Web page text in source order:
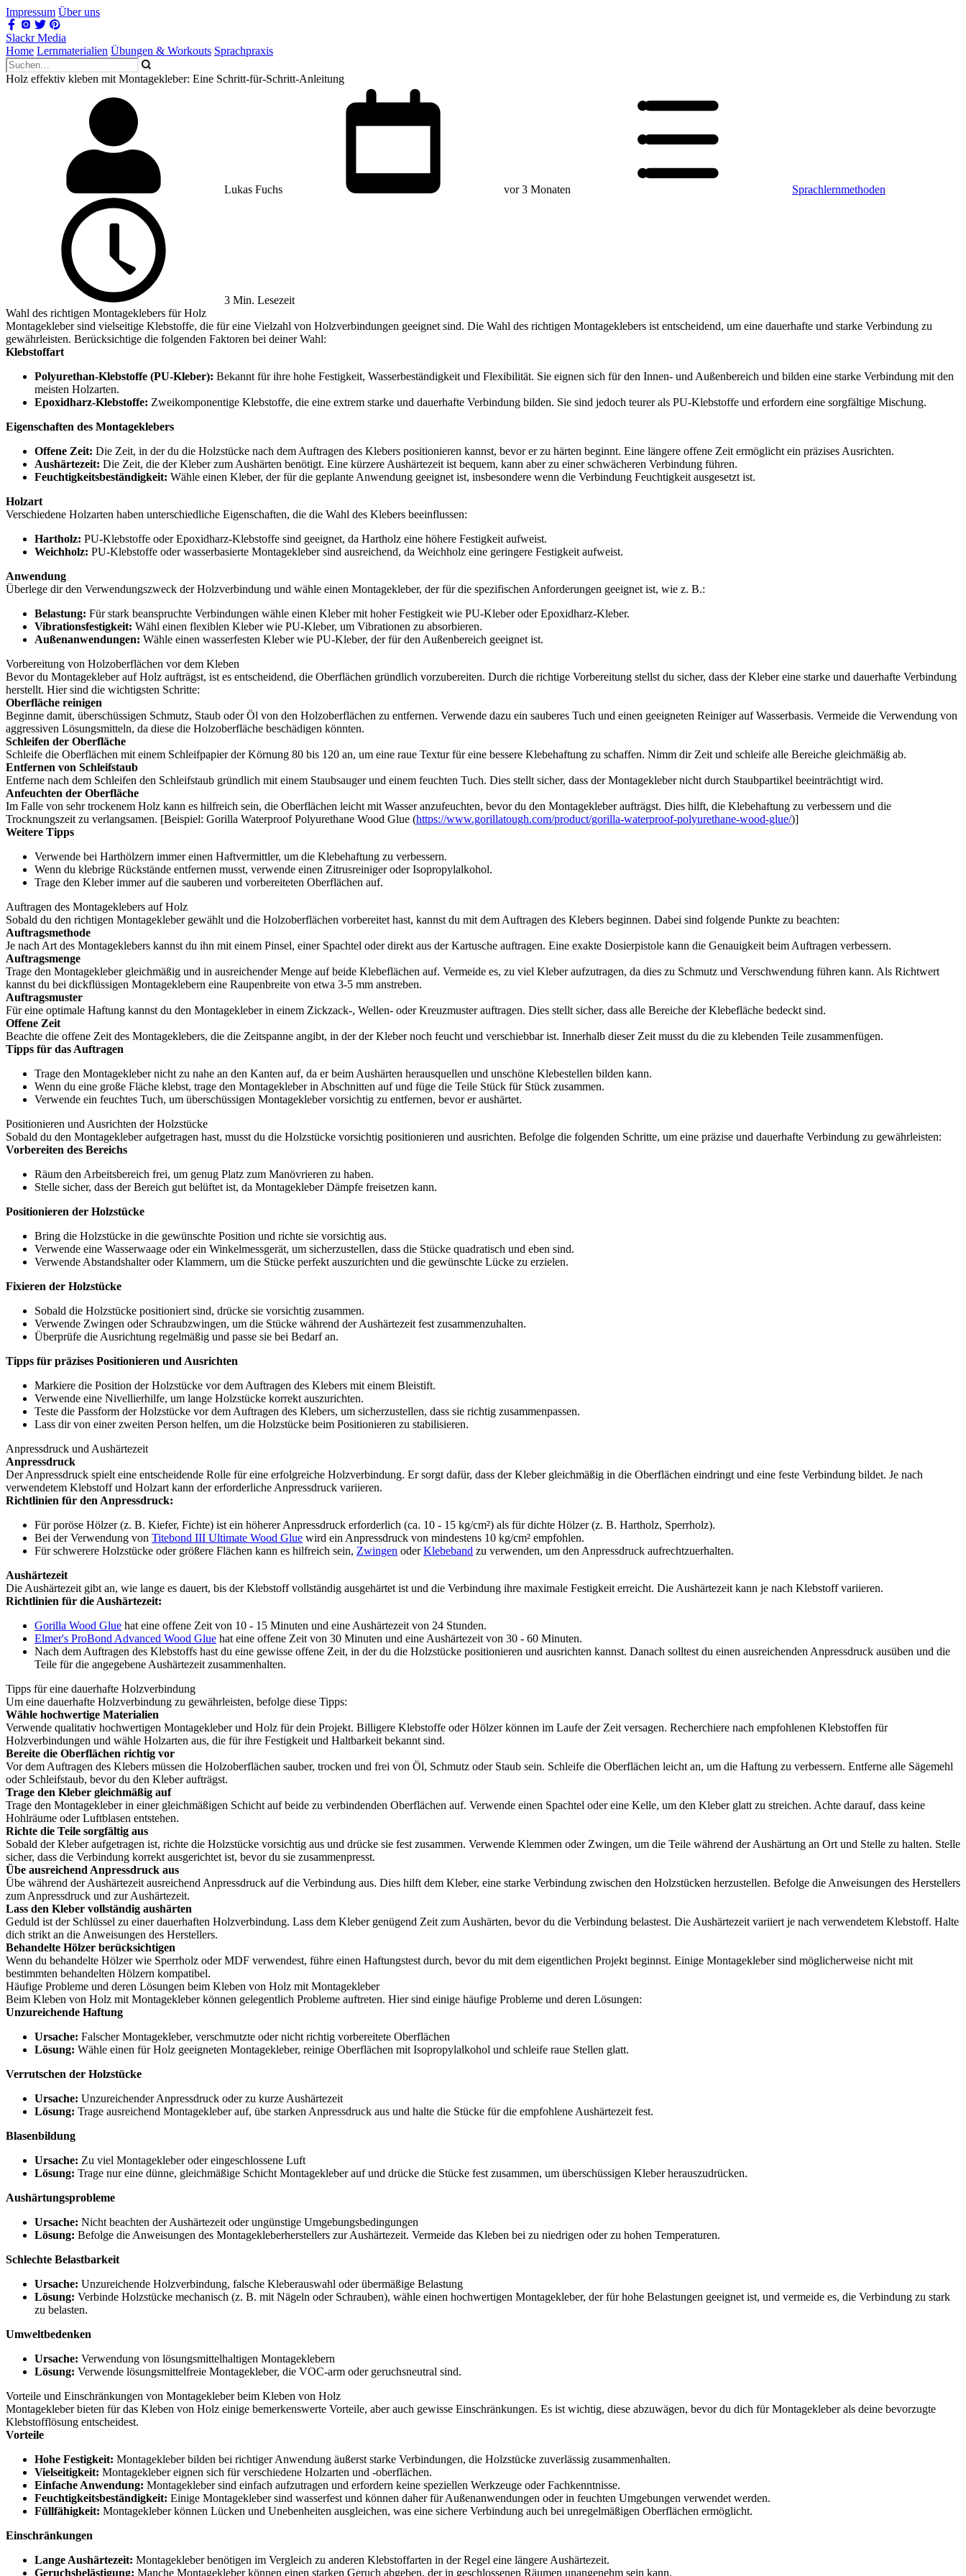
Impressum Über uns
Slackr Media
Home Lernmaterialien Übungen & Workouts Sprachpraxis
Holz effektiv kleben mit Montagekleber: Eine Schritt-für-Schritt-Anleitung
Lukas Fuchs vor 3 Monaten Sprachlernmethoden
3 Min. Lesezeit
Wahl des richtigen Montageklebers für Holz
Montagekleber sind vielseitige Klebstoffe, die für eine Vielzahl von Holzverbindungen geeignet sind. Die Wahl des richtigen Montageklebers ist entscheidend, um eine dauerhafte und starke Verbindung zu
gewährleisten. Berücksichtige die folgenden Faktoren bei deiner Wahl:
Klebstoffart
Polyurethan-Klebstoffe (PU-Kleber): Bekannt für ihre hohe Festigkeit, Wasserbeständigkeit und Flexibilität. Sie eignen sich für den Innen- und Außenbereich und bilden eine starke Verbindung mit den
meisten Holzarten.
Epoxidharz-Klebstoffe: Zweikomponentige Klebstoffe, die eine extrem starke und dauerhafte Verbindung bilden. Sie sind jedoch teurer als PU-Klebstoffe und erfordern eine sorgfältige Mischung.
Eigenschaften des Montageklebers
Offene Zeit: Die Zeit, in der du die Holzstücke nach dem Auftragen des Klebers positionieren kannst, bevor er zu härten beginnt. Eine längere offene Zeit ermöglicht ein präzises Ausrichten.
Aushärtezeit: Die Zeit, die der Kleber zum Aushärten benötigt. Eine kürzere Aushärtezeit ist bequem, kann aber zu einer schwächeren Verbindung führen.
Feuchtigkeitsbeständigkeit: Wähle einen Kleber, der für die geplante Anwendung geeignet ist, insbesondere wenn die Verbindung Feuchtigkeit ausgesetzt ist.
Holzart
Verschiedene Holzarten haben unterschiedliche Eigenschaften, die die Wahl des Klebers beeinflussen:
Hartholz: PU-Klebstoffe oder Epoxidharz-Klebstoffe sind geeignet, da Hartholz eine höhere Festigkeit aufweist.
Weichholz: PU-Klebstoffe oder wasserbasierte Montagekleber sind ausreichend, da Weichholz eine geringere Festigkeit aufweist.
Anwendung
Überlege dir den Verwendungszweck der Holzverbindung und wähle einen Montagekleber, der für die spezifischen Anforderungen geeignet ist, wie z. B.:
Belastung: Für stark beanspruchte Verbindungen wähle einen Kleber mit hoher Festigkeit wie PU-Kleber oder Epoxidharz-Kleber.
Vibrationsfestigkeit: Wähl einen flexiblen Kleber wie PU-Kleber, um Vibrationen zu absorbieren.
Außenanwendungen: Wähle einen wasserfesten Kleber wie PU-Kleber, der für den Außenbereich geeignet ist.
Vorbereitung von Holzoberflächen vor dem Kleben
Bevor du Montagekleber auf Holz aufträgst, ist es entscheidend, die Oberflächen gründlich vorzubereiten. Durch die richtige Vorbereitung stellst du sicher, dass der Kleber eine starke und dauerhafte Verbindung
herstellt. Hier sind die wichtigsten Schritte:
Oberfläche reinigen
Beginne damit, überschüssigen Schmutz, Staub oder Öl von den Holzoberflächen zu entfernen. Verwende dazu ein sauberes Tuch und einen geeigneten Reiniger auf Wasserbasis. Vermeide die Verwendung von
aggressiven Lösungsmitteln, da diese die Holzoberfläche beschädigen könnten.
Schleifen der Oberfläche
Schleife die Oberflächen mit einem Schleifpapier der Körnung 80 bis 120 an, um eine raue Textur für eine bessere Klebehaftung zu schaffen. Nimm dir Zeit und schleife alle Bereiche gleichmäßig ab.
Entfernen von Schleifstaub
Entferne nach dem Schleifen den Schleifstaub gründlich mit einem Staubsauger und einem feuchten Tuch. Dies stellt sicher, dass der Montagekleber nicht durch Staubpartikel beeinträchtigt wird.
Anfeuchten der Oberfläche
Im Falle von sehr trockenem Holz kann es hilfreich sein, die Oberflächen leicht mit Wasser anzufeuchten, bevor du den Montagekleber aufträgst. Dies hilft, die Klebehaftung zu verbessern und die
Trocknungszeit zu verlangsamen. [Beispiel: Gorilla Waterproof Polyurethane Wood Glue (https://www.gorillatough.com/product/gorilla-waterproof-polyurethane-wood-glue/)]
Weitere Tipps
Verwende bei Harthölzern immer einen Haftvermittler, um die Klebehaftung zu verbessern.
Wenn du klebrige Rückstände entfernen musst, verwende einen Zitrusreiniger oder Isopropylalkohol.
Trage den Kleber immer auf die sauberen und vorbereiteten Oberflächen auf.
Auftragen des Montageklebers auf Holz
Sobald du den richtigen Montagekleber gewählt und die Holzoberflächen vorbereitet hast, kannst du mit dem Auftragen des Klebers beginnen. Dabei sind folgende Punkte zu beachten:
Auftragsmethode
Je nach Art des Montageklebers kannst du ihn mit einem Pinsel, einer Spachtel oder direkt aus der Kartusche auftragen. Eine exakte Dosierpistole kann die Genauigkeit beim Auftragen verbessern.
Auftragsmenge
Trage den Montagekleber gleichmäßig und in ausreichender Menge auf beide Klebeflächen auf. Vermeide es, zu viel Kleber aufzutragen, da dies zu Schmutz und Verschwendung führen kann. Als Richtwert
kannst du bei dickflüssigen Montageklebern eine Raupenbreite von etwa 3-5 mm anstreben.
Auftragsmuster
Für eine optimale Haftung kannst du den Montagekleber in einem Zickzack-, Wellen- oder Kreuzmuster auftragen. Dies stellt sicher, dass alle Bereiche der Klebefläche bedeckt sind.
Offene Zeit
Beachte die offene Zeit des Montageklebers, die die Zeitspanne angibt, in der der Kleber noch feucht und verschiebbar ist. Innerhalb dieser Zeit musst du die zu klebenden Teile zusammenfügen.
Tipps für das Auftragen
Trage den Montagekleber nicht zu nahe an den Kanten auf, da er beim Aushärten herausquellen und unschöne Klebestellen bilden kann.
Wenn du eine große Fläche klebst, trage den Montagekleber in Abschnitten auf und füge die Teile Stück für Stück zusammen.
Verwende ein feuchtes Tuch, um überschüssigen Montagekleber vorsichtig zu entfernen, bevor er aushärtet.
Positionieren und Ausrichten der Holzstücke
Sobald du den Montagekleber aufgetragen hast, musst du die Holzstücke vorsichtig positionieren und ausrichten. Befolge die folgenden Schritte, um eine präzise und dauerhafte Verbindung zu gewährleisten:
Vorbereiten des Bereichs
Räum den Arbeitsbereich frei, um genug Platz zum Manövrieren zu haben.
Stelle sicher, dass der Bereich gut belüftet ist, da Montagekleber Dämpfe freisetzen kann.
Positionieren der Holzstücke
Bring die Holzstücke in die gewünschte Position und richte sie vorsichtig aus.
Verwende eine Wasserwaage oder ein Winkelmessgerät, um sicherzustellen, dass die Stücke quadratisch und eben sind.
Verwende Abstandshalter oder Klammern, um die Stücke perfekt auszurichten und die gewünschte Lücke zu erzielen.
Fixieren der Holzstücke
Sobald die Holzstücke positioniert sind, drücke sie vorsichtig zusammen.
Verwende Zwingen oder Schraubzwingen, um die Stücke während der Aushärtezeit fest zusammenzuhalten.
Überprüfe die Ausrichtung regelmäßig und passe sie bei Bedarf an.
Tipps für präzises Positionieren und Ausrichten
Markiere die Position der Holzstücke vor dem Auftragen des Klebers mit einem Bleistift.
Verwende eine Nivellierhilfe, um lange Holzstücke korrekt auszurichten.
Teste die Passform der Holzstücke vor dem Auftragen des Klebers, um sicherzustellen, dass sie richtig zusammenpassen.
Lass dir von einer zweiten Person helfen, um die Holzstücke beim Positionieren zu stabilisieren.
Anpressdruck und Aushärtezeit
Anpressdruck
Der Anpressdruck spielt eine entscheidende Rolle für eine erfolgreiche Holzverbindung. Er sorgt dafür, dass der Kleber gleichmäßig in die Oberflächen eindringt und eine feste Verbindung bildet. Je nach
verwendetem Klebstoff und Holzart kann der erforderliche Anpressdruck variieren.
Richtlinien für den Anpressdruck:
Für poröse Hölzer (z. B. Kiefer, Fichte) ist ein höherer Anpressdruck erforderlich (ca. 10 - 15 kg/cm²) als für dichte Hölzer (z. B. Hartholz, Sperrholz).
Bei der Verwendung von Titebond III Ultimate Wood Glue wird ein Anpressdruck von mindestens 10 kg/cm² empfohlen.
Für schwerere Holzstücke oder größere Flächen kann es hilfreich sein, Zwingen oderKlebeband zu verwenden, um den Anpressdruck aufrechtzuerhalten.
Aushärtezeit
Die Aushärtezeit gibt an, wie lange es dauert, bis der Klebstoff vollständig ausgehärtet ist und die Verbindung ihre maximale Festigkeit erreicht. Die Aushärtezeit kann je nach Klebstoff variieren.
Richtlinien für die Aushärtezeit:
Gorilla Wood Glue hat eine offene Zeit von 10 - 15 Minuten und eine Aushärtezeit von 24 Stunden.
Elmer's ProBond Advanced Wood Glue hat eine offene Zeit von 30 Minuten und eine Aushärtezeit von 30 - 60 Minuten.
Nach dem Auftragen des Klebstoffs hast du eine gewisse offene Zeit, in der du die Holzstücke positionieren und ausrichten kannst. Danach solltest du einen ausreichenden Anpressdruck ausüben und die
Teile für die angegebene Aushärtezeit zusammenhalten.
Tipps für eine dauerhafte Holzverbindung
Um eine dauerhafte Holzverbindung zu gewährleisten, befolge diese Tipps:
Wähle hochwertige Materialien
Verwende qualitativ hochwertigen Montagekleber und Holz für dein Projekt. Billigere Klebstoffe oder Hölzer können im Laufe der Zeit versagen. Recherchiere nach empfohlenen Klebstoffen für
Holzverbindungen und wähle Holzarten aus, die für ihre Festigkeit und Haltbarkeit bekannt sind.
Bereite die Oberflächen richtig vor
Vor dem Auftragen des Klebers müssen die Holzoberflächen sauber, trocken und frei von Öl, Schmutz oder Staub sein. Schleife die Oberflächen leicht an, um die Haftung zu verbessern. Entferne alle Sägemehl
oder Schleifstaub, bevor du den Kleber aufträgst.
Trage den Kleber gleichmäßig auf
Trage den Montagekleber in einer gleichmäßigen Schicht auf beide zu verbindenden Oberflächen auf. Verwende einen Spachtel oder eine Kelle, um den Kleber glatt zu streichen. Achte darauf, dass keine
Hohlräume oder Luftblasen entstehen.
Richte die Teile sorgfältig aus
Sobald der Kleber aufgetragen ist, richte die Holzstücke vorsichtig aus und drücke sie fest zusammen. Verwende Klemmen oder Zwingen, um die Teile während der Aushärtung an Ort und Stelle zu halten. Stelle
sicher, dass die Verbindung korrekt ausgerichtet ist, bevor du sie zusammenpresst.
Übe ausreichend Anpressdruck aus
Übe während der Aushärtezeit ausreichend Anpressdruck auf die Verbindung aus. Dies hilft dem Kleber, eine starke Verbindung zwischen den Holzstücken herzustellen. Befolge die Anweisungen des Herstellers
zum Anpressdruck und zur Aushärtezeit.
Lass den Kleber vollständig aushärten
Geduld ist der Schlüssel zu einer dauerhaften Holzverbindung. Lass dem Kleber genügend Zeit zum Aushärten, bevor du die Verbindung belastest. Die Aushärtezeit variiert je nach verwendetem Klebstoff. Halte
dich strikt an die Anweisungen des Herstellers.
Behandelte Hölzer berücksichtigen
Wenn du behandelte Hölzer wie Sperrholz oder MDF verwendest, führe einen Haftungstest durch, bevor du mit dem eigentlichen Projekt beginnst. Einige Montagekleber sind möglicherweise nicht mit
bestimmten behandelten Hölzern kompatibel.
Häufige Probleme und deren Lösungen beim Kleben von Holz mit Montagekleber
Beim Kleben von Holz mit Montagekleber können gelegentlich Probleme auftreten. Hier sind einige häufige Probleme und deren Lösungen:
Unzureichende Haftung
Ursache: Falscher Montagekleber, verschmutzte oder nicht richtig vorbereitete Oberflächen
Lösung: Wähle einen für Holz geeigneten Montagekleber, reinige Oberflächen mit Isopropylalkohol und schleife raue Stellen glatt.
Verrutschen der Holzstücke
Ursache: Unzureichender Anpressdruck oder zu kurze Aushärtezeit
Lösung: Trage ausreichend Montagekleber auf, übe starken Anpressdruck aus und halte die Stücke für die empfohlene Aushärtezeit fest.
Blasenbildung
Ursache: Zu viel Montagekleber oder eingeschlossene Luft
Lösung: Trage nur eine dünne, gleichmäßige Schicht Montagekleber auf und drücke die Stücke fest zusammen, um überschüssigen Kleber herauszudrücken.
Aushärtungsprobleme
Ursache: Nicht beachten der Aushärtezeit oder ungünstige Umgebungsbedingungen
Lösung: Befolge die Anweisungen des Montagekleberherstellers zur Aushärtezeit. Vermeide das Kleben bei zu niedrigen oder zu hohen Temperaturen.
Schlechte Belastbarkeit
Ursache: Unzureichende Holzverbindung, falsche Kleberauswahl oder übermäßige Belastung
Lösung: Verbinde Holzstücke mechanisch (z. B. mit Nägeln oder Schrauben), wähle einen hochwertigen Montagekleber, der für hohe Belastungen geeignet ist, und vermeide es, die Verbindung zu stark
zu belasten.
Umweltbedenken
Ursache: Verwendung von lösungsmittelhaltigen Montageklebern
Lösung: Verwende lösungsmittelfreie Montagekleber, die VOC-arm oder geruchsneutral sind.
Vorteile und Einschränkungen von Montagekleber beim Kleben von Holz
Montagekleber bieten für das Kleben von Holz einige bemerkenswerte Vorteile, aber auch gewisse Einschränkungen. Es ist wichtig, diese abzuwägen, bevor du dich für Montagekleber als deine bevorzugte
Klebstofflösung entscheidest.
Vorteile
Hohe Festigkeit: Montagekleber bilden bei richtiger Anwendung äußerst starke Verbindungen, die Holzstücke zuverlässig zusammenhalten.
Vielseitigkeit: Montagekleber eignen sich für verschiedene Holzarten und -oberflächen.
Einfache Anwendung: Montagekleber sind einfach aufzutragen und erfordern keine speziellen Werkzeuge oder Fachkenntnisse.
Feuchtigkeitsbeständigkeit: Einige Montagekleber sind wasserfest und können daher für Außenanwendungen oder in feuchten Umgebungen verwendet werden.
Füllfähigkeit: Montagekleber können Lücken und Unebenheiten ausgleichen, was eine sichere Verbindung auch bei unregelmäßigen Oberflächen ermöglicht.
Einschränkungen
Lange Aushärtezeit: Montagekleber benötigen im Vergleich zu anderen Klebstoffarten in der Regel eine längere Aushärtezeit.
Geruchsbelästigung: Manche Montagekleber können einen starken Geruch abgeben, der in geschlossenen Räumen unangenehm sein kann.